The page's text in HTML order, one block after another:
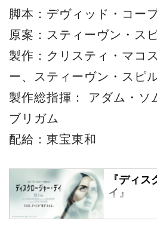
脚本：デヴィッド・コー
原案：スティーヴン・ス
製作：クリスティ・マコ
ー、スティーヴン・スピ
製作総指揮： アダム・ソ
ブリガム
配給：東宝東和
『ディ
イ』
『ディス